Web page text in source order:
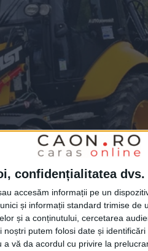
confidențialitatea
accesăm informații pe un
și informații standard trimise de
și a conținutului, cercetarea
putem folosi date și
a vă da acordul cu privire la